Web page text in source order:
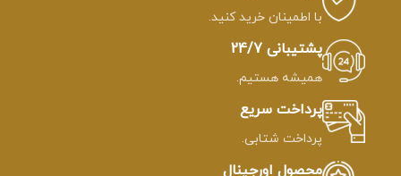
با اطمینان خرید کنید.
پشتیبانی 24/7
همیشه هستیم.
پرداخت سریع
پرداخت شتابی.
محصول اورجینال